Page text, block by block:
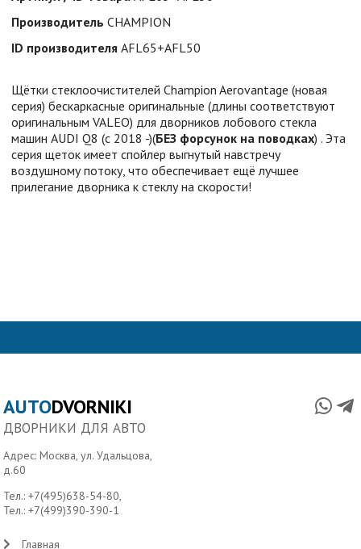
Производитель CHAMPION
ID производителя AFL65+AFL50
Щётки стеклоочистителей Champion Aerovantage (новая
серия) бескаркасные оригинальные (длины соответствуют
оригинальным VALEO) для дворников лобового стекла
машин AUDI Q8 (c 2018 -)(БЕЗ форсунок на поводках) . Эта
серия щеток имеет спойлер выгнутый навстречу
воздушному потоку, что обеспечивает ещё лучшее
прилегание дворника к стеклу на скорости!
AUTODVORNIKI
ДВОРНИКИ ДЛЯ АВТО
Адрес: Москва, ул. Удальцова,
д.60
Тел.:+7(495)638-54-80,
Тел.:+7(499)390-390-1
Главная